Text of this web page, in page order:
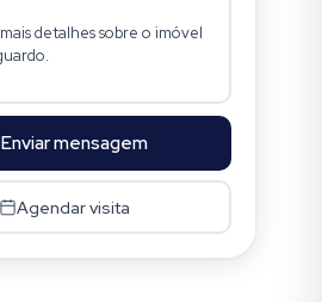
Enviar mensagem
Agendar visita